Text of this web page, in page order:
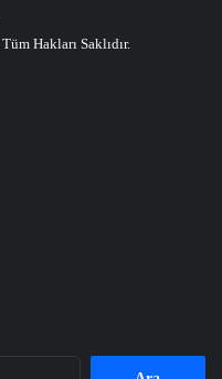
Tüm Hakları Saklıdır.